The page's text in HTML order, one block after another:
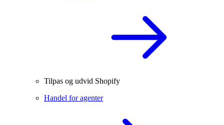
Tilpas og udvid Shopify
Handel for agenter